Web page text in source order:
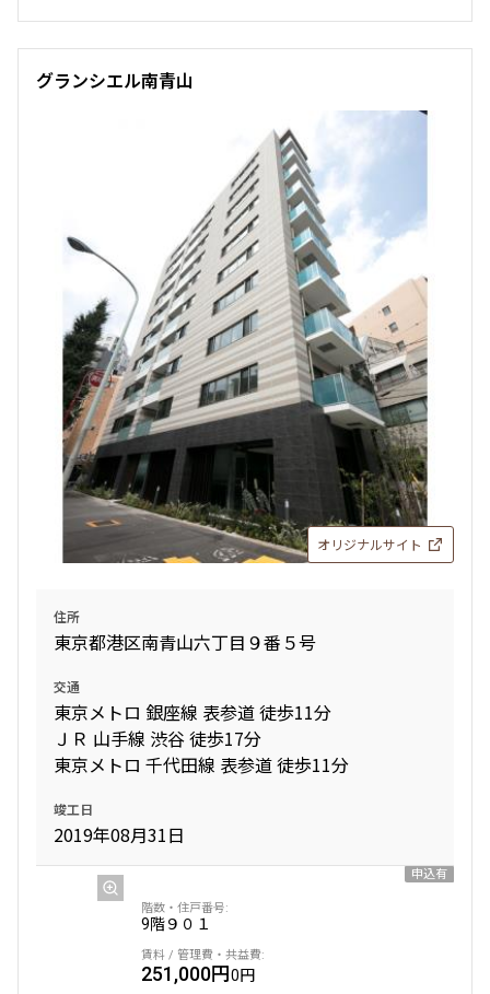
グランシエル南青山
オリジナルサイト
住所
東京都港区南青山六丁目９番５号
交通
東京メトロ 銀座線 表参道 徒歩11分
ＪＲ 山手線 渋谷 徒歩17分
東京メトロ 千代田線 表参道 徒歩11分
竣工日
2019年08月31日
申込有
9階９０１
251,000円0円